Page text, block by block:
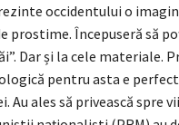
occidentului o
Începuseră să
Dar și la cele materiale.
pentru asta e
Au ales să privească spre